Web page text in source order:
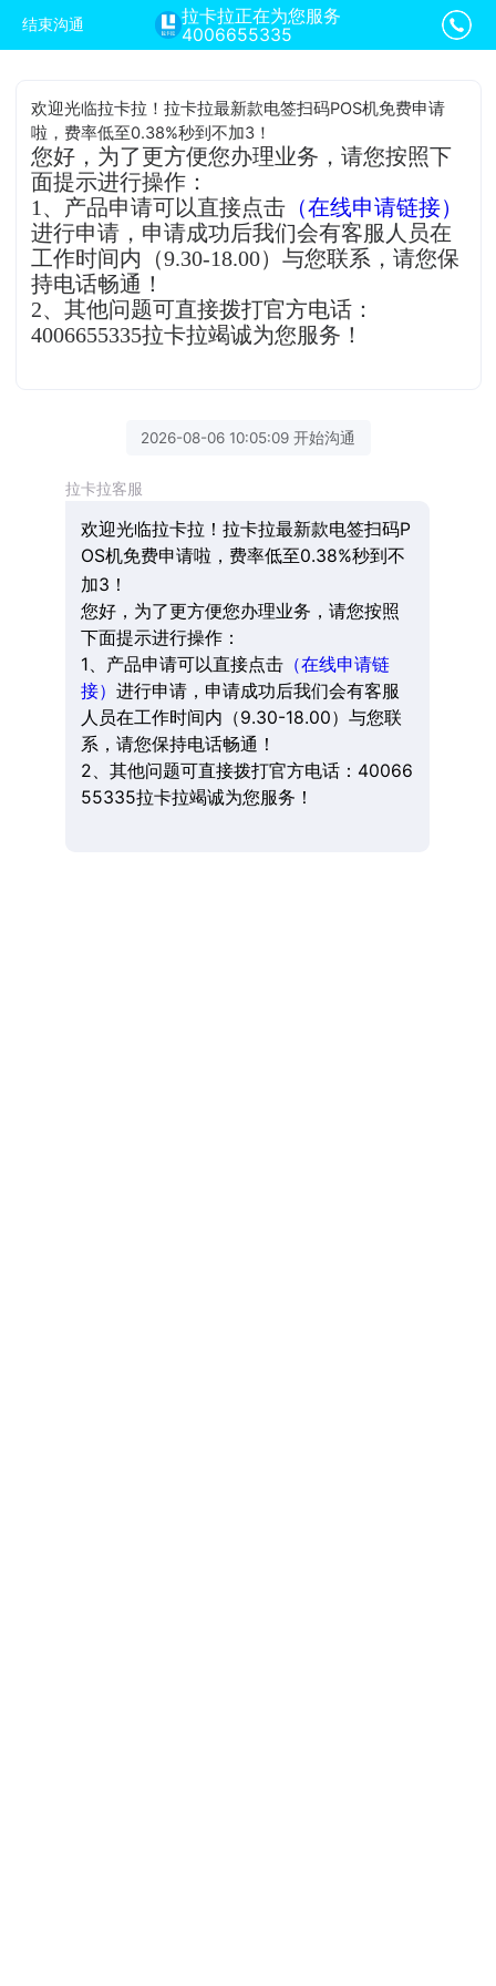
结束沟通
拉卡拉正在为您服务
4006655335
欢迎光临拉卡拉！拉卡拉最新款电签扫码POS机免费申请
啦，费率低至0.38%秒到不加3！
您好，为了更方便您办理业务，请您按照下
面提示进行操作：
1、产品申请可以直接点击 （在线申请链接）
进行申请，申请成功后我们会有客服人员在
工作时间内（9.30-18.00）与您联系，请您保
持电话畅通！
2、其他问题可直接拨打官方电话：
4006655335拉卡拉竭诚为您服务！
2026-08-06 10:05:09 开始沟通
拉卡拉客服
欢迎光临拉卡拉！拉卡拉最新款电签扫码P
OS机免费申请啦，费率低至0.38%秒到不
加3！
您好，为了更方便您办理业务，请您按照
下面提示进行操作：
1、产品申请可以直接点击（在线申请链
接） 进行申请，申请成功后我们会有客服
人员在工作时间内（9.30-18.00）与您联
系，请您保持电话畅通！
2、其他问题可直接拨打官方电话：40066
55335拉卡拉竭诚为您服务！